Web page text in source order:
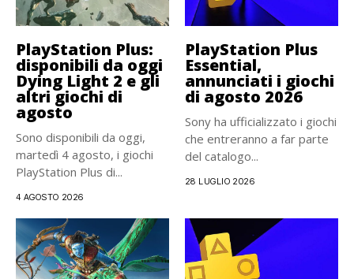
PlayStation Plus:
disponibili da oggi
Dying Light 2 e gli
altri giochi di
agosto
Sono disponibili da oggi,
martedì 4 agosto, i giochi
PlayStation Plus di...
4 AGOSTO 2026
PlayStation Plus
Essential,
annunciati i giochi
di agosto 2026
Sony ha ufficializzato i giochi
che entreranno a far parte
del catalogo...
28 LUGLIO 2026